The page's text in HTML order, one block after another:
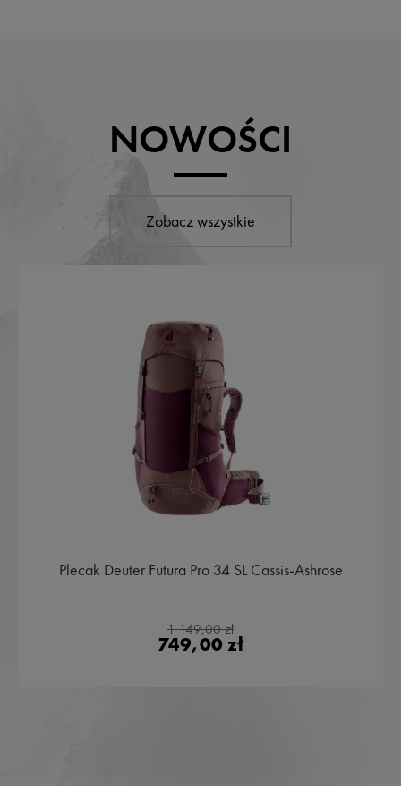
NOWOŚCI
Zobacz wszystkie
Plecak Deuter Futura Pro 34 SL Cassis-Ashrose
1 149,00 zł
749,00 zł